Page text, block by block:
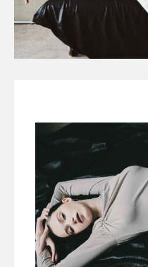
FASHION INDUSTRY
BEAUTY UNIVERSE
PORTRAITS
VIỆT NAM
SPORT